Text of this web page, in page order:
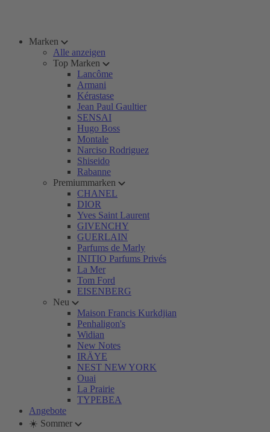
Marken
Alle anzeigen
Top Marken
Lancôme
Armani
Kérastase
Jean Paul Gaultier
SENSAI
Hugo Boss
Montale
Narciso Rodriguez
Shiseido
Rabanne
Premiummarken
CHANEL
DIOR
Yves Saint Laurent
GIVENCHY
GUERLAIN
Parfums de Marly
INITIO Parfums Privés
La Mer
Tom Ford
EISENBERG
Neu
Maison Francis Kurkdjian
Penhaligon's
Widian
New Notes
IRÄYE
NEST NEW YORK
Ouai
La Prairie
TYPEBEA
Angebote
☀️ Sommer